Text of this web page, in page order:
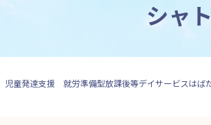
シャ
児童発達支援 就労準備型放課後等デイサービスは